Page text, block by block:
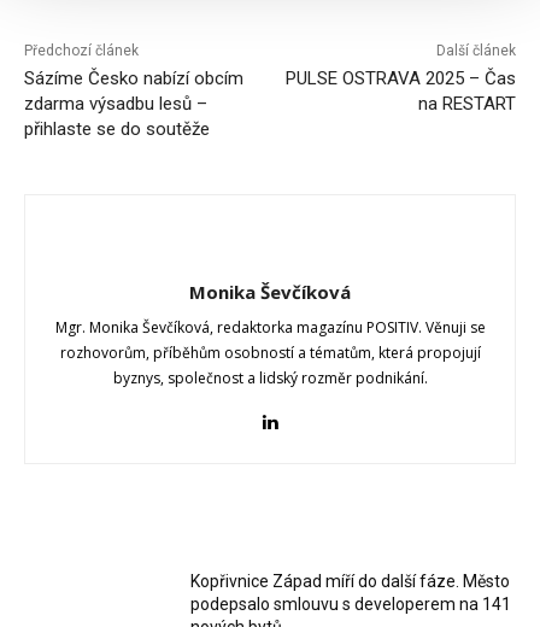
Předchozí článek
Sázíme Česko nabízí obcím
zdarma výsadbu lesů –
přihlaste se do soutěže
Další článek
PULSE OSTRAVA 2025 – Čas
na RESTART
Monika Ševčíková
Mgr. Monika Ševčíková, redaktorka magazínu POSITIV. Věnuji se
rozhovorům, příběhům osobností a tématům, která propojují
byznys, společnost a lidský rozměr podnikání.
Kopřivnice Západ míří do další fáze. Město
podepsalo smlouvu s developerem na 141